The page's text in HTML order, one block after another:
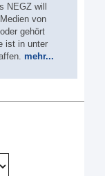
NEGZ will
von
gehört
ist in unter
mehr...